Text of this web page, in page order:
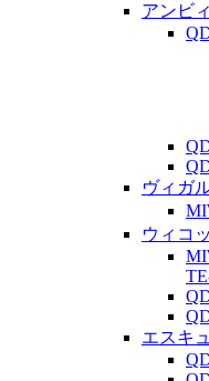
アンビ
ヴィガ
ウィコ
エスキ